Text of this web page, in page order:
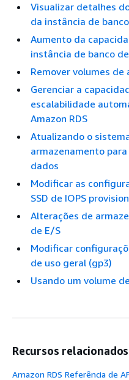
Visualizar detalhes
da instância de
Aumento da
instância de banco
Remover volumes
Gerenciar a
escalabilidade
Amazon RDS
Atualizando o
armazenamento
dados
Modificar as
SSD de IOPS
Alterações de
de E/S
Modificar
de uso geral (gp3)
Usando um volume
Recursos relacionados
Amazon RDS Referência de